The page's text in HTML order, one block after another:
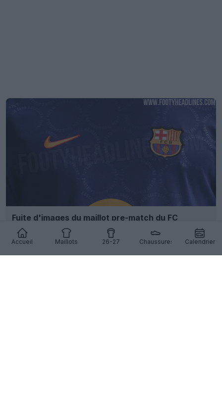
Accueil Maillots 26-27 Chaussures Calendrier
Fuite d'images du maillot pre-match du FC
Barcelone pour la saison 26-27
FUITE 3